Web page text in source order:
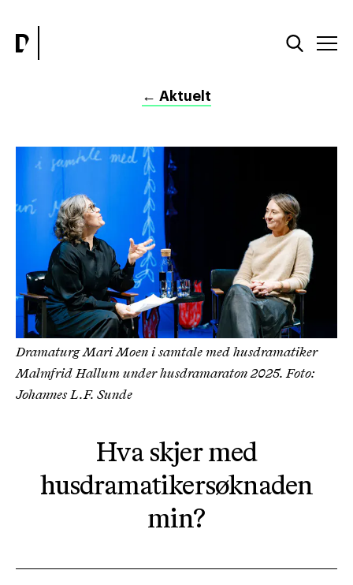
← Aktuelt
Hva skjer med
husdramatikersøknaden
min?
Dramaturg Mari Moen i samtale med husdramatiker
Malmfrid Hallum under husdramaraton 2025. Foto:
Johannes L.F. Sunde